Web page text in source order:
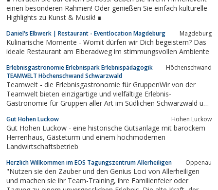
einen besonderen Rahmen! Oder genießen Sie einfach kulturelle
Highlights zu Kunst & Musik! ∎
Daniel's Elbwerk | Restaurant - Eventlocation Magdeburg Magdeburg
Kulinarische Momente - Womit dürfen wir Dich begeistern? Das
ideale Restaurant am Elberadweg im stimmungsvollen Ambiente
Erlebnisgastronomie Erlebnispark Erlebnispädagogik
TEAMWELT Höchenschwand Schwarzwald
Höchenschwand
Teamwelt - die Erlebnisgastronomie für GruppenWir von der
Teamwelt bieten einzigartige und vielfältige Erlebnis-
Gastronomie für Gruppen aller Art im Südlichen Schwarzwald und
Ambiente in der Event-Scheune sowie auf unserem 1, 5 Hektar
großen Gelände in schönster...
Gut Hohen Luckow Hohen Luckow
Gut Hohen Luckow - eine historische Gutsanlage mit barockem
Herrenhaus, Gästeturm und einem hochmodernen
Landwirtschaftsbetrieb
Herzlich Willkommen im EOS Tagungszentrum Allerheiligen Oppenau
"Nutzen sie den Zauber und den Genius Loci von Allerheiligen
und machen sie ihr Team-Training, ihre Familienfeier oder